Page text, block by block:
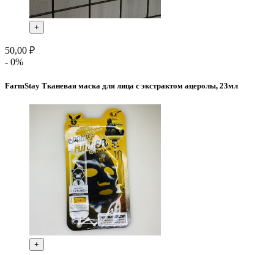
+
50,00 ₽
- 0%
FarmStay Тканевая маска для лица с экстрактом ацеролы, 23мл
+